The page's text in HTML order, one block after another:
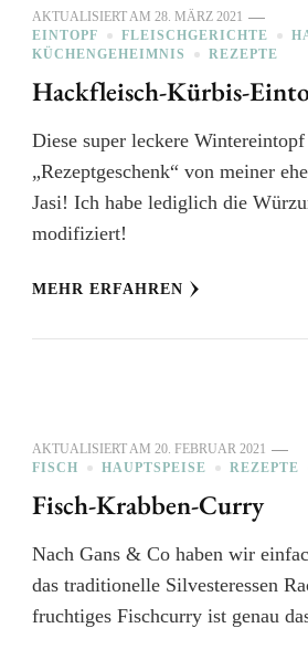
AKTUALISIERT AM 28. MÄRZ 2021
EINTOPF
FLEISCHGERICHTE
KÜCHENGEHEIMNIS
REZEPTE
Hackfleisch-Kürbis-
Diese super leckere
„Rezeptgeschenk“ von meiner
Jasi! Ich habe lediglich die
modifiziert!
MEHR ERFAHREN
AKTUALISIERT AM 20. FEBRUAR 2021
FISCH
HAUPTSPEISE REZEPTE
Fisch-Krabben-Curry
Nach Gans & Co haben wir
das traditionelle Silvesteressen
fruchtiges Fischcurry ist genau